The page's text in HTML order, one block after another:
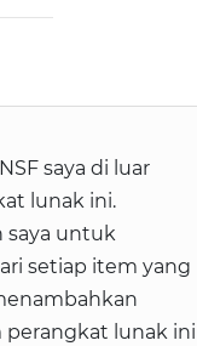
saya di luar
lunak ini.
saya untuk
setiap item yang
perangkat lunak ini